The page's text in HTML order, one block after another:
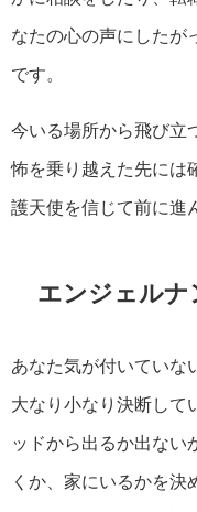
なたの心の声にしたが
です。
今いる場所から飛び立
怖を乗り越えた先には
護天使を信じて前に進
エンジェルナ
あなた気が付いていな
大なり小なり決断して
ッドから出るか出ない
くか、家にいるかを決